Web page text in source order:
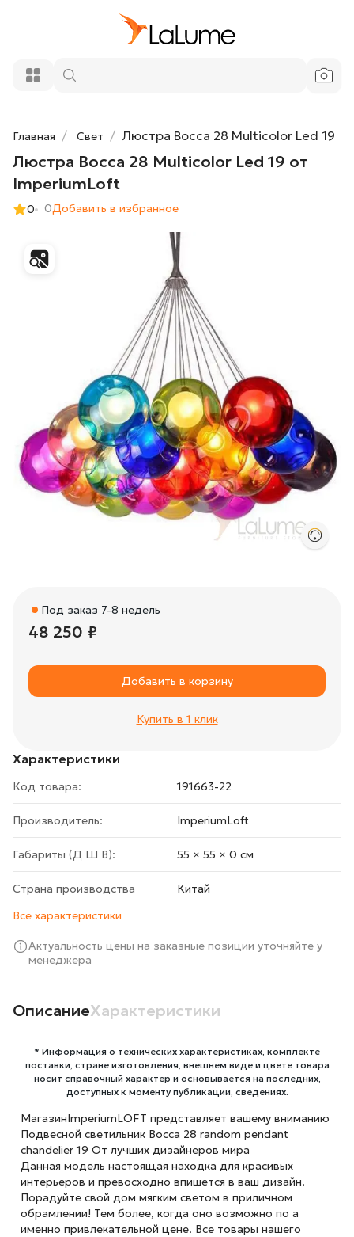
Главная Свет Люстра Bocca 28 Multicolor Led 19
Люстра Bocca 28 Multicolor Led 19 от
ImperiumLoft
0 0Добавить в избранное
Характеристики
Код товара: 191663-22
Производитель: ImperiumLoft
Габариты (Д Ш В): 55 × 55 × 0 cм
Страна производства
Китай
Все характеристики
Актуальность цены на заказные позиции уточняйте у
менеджера
Под заказ 7-8 недель
48 250 ₽
Добавить в корзину
Купить в 1 клик
ОписаниеХарактеристики
* Информация о технических характеристиках, комплекте
поставки, стране изготовления, внешнем виде и цвете товара
носит справочный характер и основывается на последних,
доступных к моменту публикации, сведениях.
МагазинImperiumLOFT представляет вашему вниманию
Подвесной светильник Bocca 28 random pendant
chandelier 19 От лучших дизайнеров мира
Данная модель настоящая находка для красивых
интерьеров и превосходно впишется в ваш дизайн.
Порадуйте свой дом мягким светом в приличном
обрамлении! Тем более, когда оно возможно по а
именно привлекательной цене. Все товары нашего
ImperiumLoft